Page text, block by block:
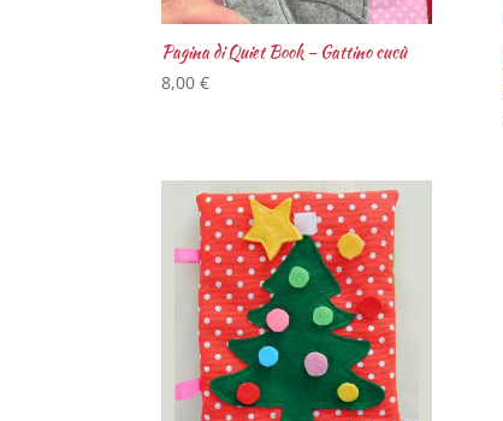
Pagina di Quiet Book – Gattino cucù
8,00€